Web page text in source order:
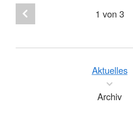
1 von 3
Aktuelles
Archiv